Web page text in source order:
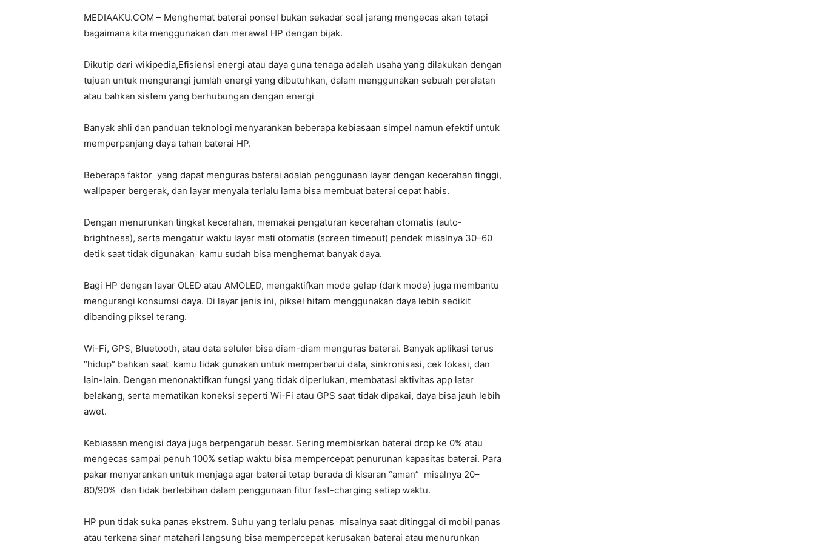
MEDIAAKU.COM – Menghemat baterai ponsel bukan sekadar soal jarang mengecas akan tetapi
bagaimana kita menggunakan dan merawat HP dengan bijak.
Dikutip dari wikipedia,Efisiensi energi atau daya guna tenaga adalah usaha yang dilakukan dengan
tujuan untuk mengurangi jumlah energi yang dibutuhkan, dalam menggunakan sebuah peralatan
atau bahkan sistem yang berhubungan dengan energi
Banyak ahli dan panduan teknologi menyarankan beberapa kebiasaan simpel namun efektif untuk
memperpanjang daya tahan baterai HP.
Beberapa faktor yang dapat menguras baterai adalah penggunaan layar dengan kecerahan tinggi,
wallpaper bergerak, dan layar menyala terlalu lama bisa membuat baterai cepat habis.
Dengan menurunkan tingkat kecerahan, memakai pengaturan kecerahan otomatis (auto-
brightness), serta mengatur waktu layar mati otomatis (screen timeout) pendek misalnya 30–60
detik saat tidak digunakan kamu sudah bisa menghemat banyak daya.
Bagi HP dengan layar OLED atau AMOLED, mengaktifkan mode gelap (dark mode) juga membantu
mengurangi konsumsi daya. Di layar jenis ini, piksel hitam menggunakan daya lebih sedikit
dibanding piksel terang.
Wi-Fi, GPS, Bluetooth, atau data seluler bisa diam-diam menguras baterai. Banyak aplikasi terus
“hidup” bahkan saat kamu tidak gunakan untuk memperbarui data, sinkronisasi, cek lokasi, dan
lain-lain. Dengan menonaktifkan fungsi yang tidak diperlukan, membatasi aktivitas app latar
belakang, serta mematikan koneksi seperti Wi-Fi atau GPS saat tidak dipakai, daya bisa jauh lebih
awet.
Kebiasaan mengisi daya juga berpengaruh besar. Sering membiarkan baterai drop ke 0% atau
mengecas sampai penuh 100% setiap waktu bisa mempercepat penurunan kapasitas baterai. Para
pakar menyarankan untuk menjaga agar baterai tetap berada di kisaran “aman” misalnya 20–
80/90% dan tidak berlebihan dalam penggunaan fitur fast-charging setiap waktu.
HP pun tidak suka panas ekstrem. Suhu yang terlalu panas misalnya saat ditinggal di mobil panas
atau terkena sinar matahari langsung bisa mempercepat kerusakan baterai atau menurunkan